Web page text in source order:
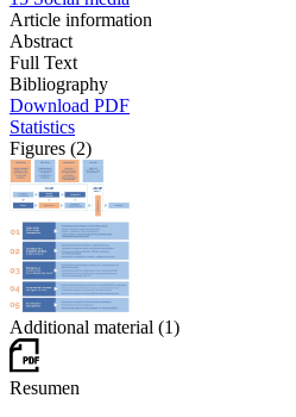
Article information
Abstract
Full Text
Bibliography
Download PDF
Statistics
Figures (2)
Additional material (1)
Resumen